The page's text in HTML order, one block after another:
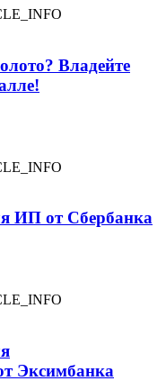
Владейте
ИП от Сбербанка
Эксимбанка